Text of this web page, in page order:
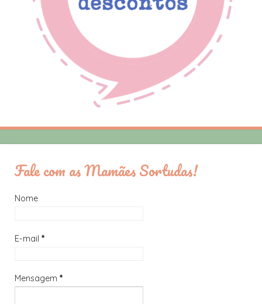
Fale com as Mamães Sortudas!
Nome
E-mail *
Mensagem *